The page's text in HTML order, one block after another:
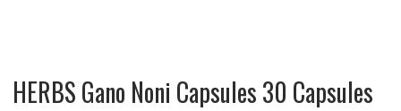
HERBS Gano Noni Capsules 30 Capsules